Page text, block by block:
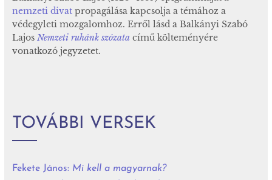
nemzeti divat propagálása kapcsolja a témához a
védegyleti mozgalomhoz. Erről lásd a Balkányi Szabó
Lajos Nemzeti ruhánk szózata című költeményére
vonatkozó jegyzetet.
TOVÁBBI VERSEK
Fekete János: Mi kell a magyarnak?